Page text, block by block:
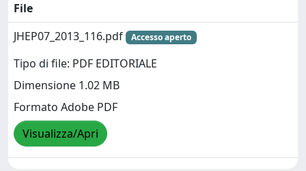
File
JHEP07_2013_116.pdf
Accesso aperto
Tipo di file: PDF EDITORIALE
Dimensione 1.02 MB
Formato Adobe PDF
Visualizza/Apri